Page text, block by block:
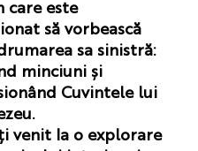
care este
să vorbească
sa sinistră:
minciuni și
Cuvintele lui
venit la o explorare